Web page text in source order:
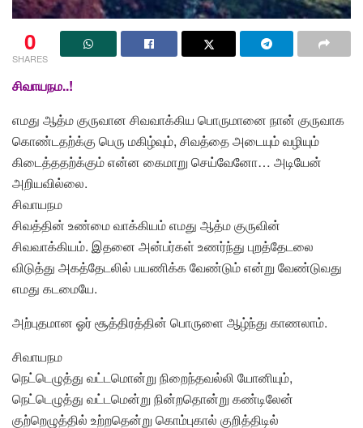
0
SHARES
சிவாயநம..!
எமது ஆத்ம குருவான சிவவாக்கிய பொருமானை நான் குருவாக
கொண்டதற்க்கு பெரு மகிழ்வும், சிவத்தை அடையும் வழியும்
கிடைத்ததற்க்கும் என்ன கைமாறு செய்வேனோ… அடியேன்
அறியவில்லை.
சிவாயநம
சிவத்தின் உண்மை வாக்கியம் எமது ஆத்ம குருவின்
சிவவாக்கியம். இதனை அன்பர்கள் உணர்ந்து புறத்தேடலை
விடுத்து அகத்தேடலில் பயணிக்க வேண்டும் என்று வேண்டுவது
எமது கடமையே.
அற்புதமான ஓர் சூத்திரத்தின் பொருளை ஆழ்ந்து காணலாம்.
சிவாயநம
நெட்டெழுத்து வட்டமொன்று நிறைந்தவல்லி யோனியும்,
நெட்டெழுத்து வட்டமென்று நின்றதொன்று கண்டிலேன்
குற்றெழுத்தில் உற்றதென்று கொம்புகால் குறித்திடில்